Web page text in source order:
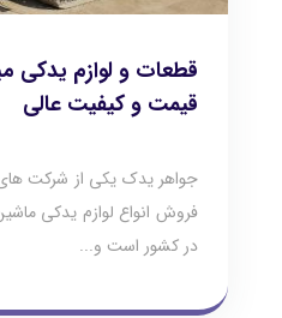
قطعات و لوازم یدکی
قیمت و کیفیت عالی
جواهر یدک یکی از شرکت های
فروش انواع لوازم یدکی
در کشور است و...